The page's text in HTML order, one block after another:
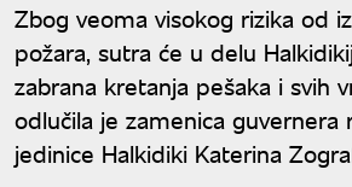
Zbog veoma visokog rizika od
požara, sutra će u delu
zabrana kretanja pešaka i svih
odlučila je zamenica guvernera
jedinice Halkidiki Katerina